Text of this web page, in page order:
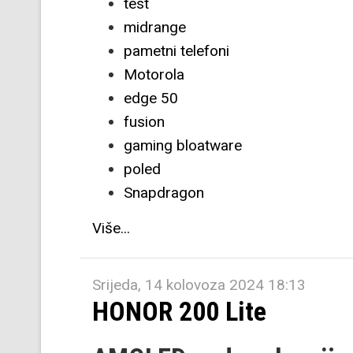
midrange
pametni telefoni
Motorola
edge 50
fusion
gaming bloatware
poled
Snapdragon
Više...
Srijeda, 14 kolovoza 2024 18:13
HONOR 200 Lite